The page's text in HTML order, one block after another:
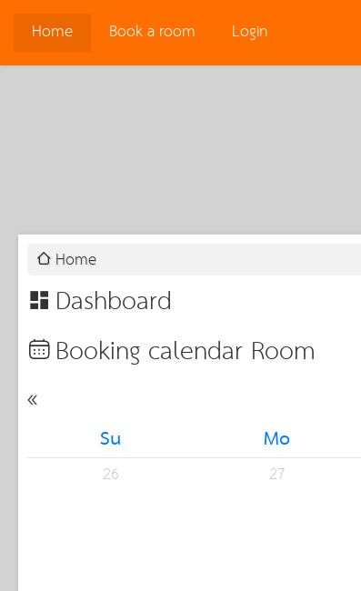
Home Book a room Login
Home
Dashboard
Booking calendar Room
Su Mo
26 27